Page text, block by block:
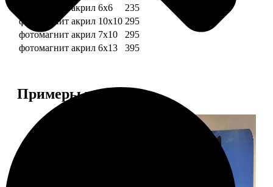
фотомагнит акрил 6х6
235
фотомагнит акрил 10х10 295
фотомагнит акрил 7х10
295
фотомагнит акрил 6х13
395
Примеры работ